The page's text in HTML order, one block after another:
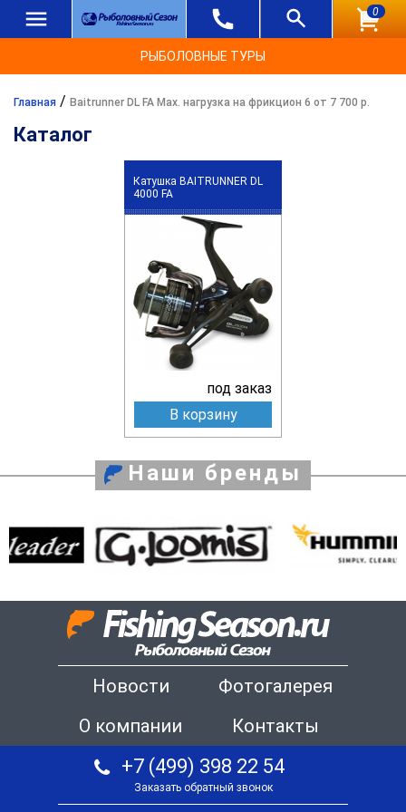
0
РЫБОЛОВНЫЕ ТУРЫ
Главная / Baitrunner DL FA Max. нагрузка на фрикцион 6 от 7 700 р.
Каталог
Катушка BAITRUNNER DL
4000 FA
под заказ
В корзину
Наши бренды
Новости
Фотогалерея
О компании
Контакты
+7 (499) 398 22 54
Заказать обратный звонок